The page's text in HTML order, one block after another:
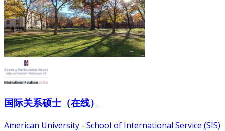
国际关系硕士（在线）
American University - School of International Service (SIS)